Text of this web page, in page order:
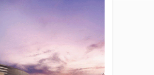
AJet Uçuşlarıyla Rus Turist
İçin Yeni Türkiye Rotası
Airbus Temmuz bilançosunu
açıkladı: 204 yeni sipariş